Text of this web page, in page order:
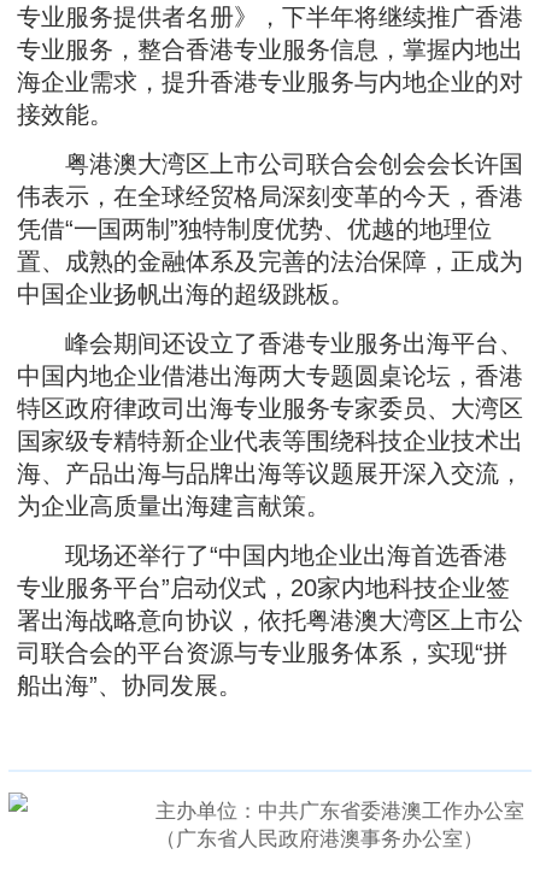
专业服务提供者名册》，下半年将继续推广香港
专业服务，整合香港专业服务信息，掌握内地出
海企业需求，提升香港专业服务与内地企业的对
接效能。
粤港澳大湾区上市公司联合会创会会长许国
伟表示，在全球经贸格局深刻变革的今天，香港
凭借“一国两制”独特制度优势、优越的地理位
置、成熟的金融体系及完善的法治保障，正成为
中国企业扬帆出海的超级跳板。
峰会期间还设立了香港专业服务出海平台、
中国内地企业借港出海两大专题圆桌论坛，香港
特区政府律政司出海专业服务专家委员、大湾区
国家级专精特新企业代表等围绕科技企业技术出
海、产品出海与品牌出海等议题展开深入交流，
为企业高质量出海建言献策。
现场还举行了“中国内地企业出海首选香港
专业服务平台”启动仪式，20家内地科技企业签
署出海战略意向协议，依托粤港澳大湾区上市公
司联合会的平台资源与专业服务体系，实现“拼
船出海”、协同发展。
主办单位：中共广东省委港澳工作办公室
（广东省人民政府港澳事务办公室）